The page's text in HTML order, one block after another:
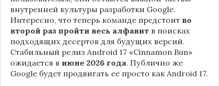
внутренней культуры разработки Google.
Интересно, что теперь команде предстоит во
второй раз пройти весь алфавит в поисках
подходящих десертов для будущих версий.
Стабильный релиз Android 17 «Cinnamon Bun»
ожидается в июне 2026 года. Публично же
Google будет продвигать ее просто как Android 17.